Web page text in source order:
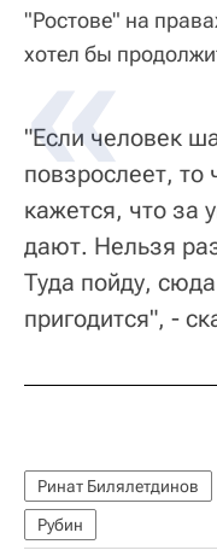
"Ростове" на
хотел бы
"Если человек
повзрослеет, то
кажется, что за
дают. Нельзя
Туда пойду,
пригодится", -
Ринат Билялетдинов
Рубин